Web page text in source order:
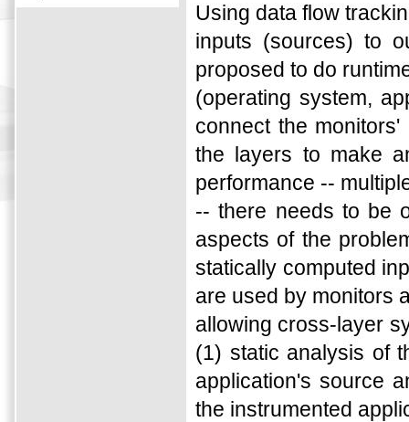
Using data flow
inputs (sources) to
proposed to do
(operating system,
connect the
the layers to make
performance --
-- there needs to be
aspects of the
statically computed
are used by monitors
allowing cross-layer
(1) static analysis of
application's source
the instrumented